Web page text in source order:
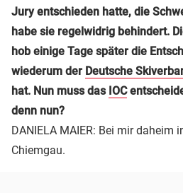
Jury entschieden hatte, die
habe sie regelwidrig behindert.
hob einige Tage später die
wiederum der Deutsche
hat. Nun muss das IOC
denn nun?
DANIELA MAIER: Bei mir daheim
Chiemgau.